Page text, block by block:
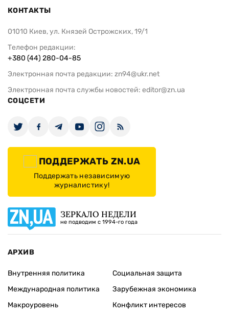
КОНТАКТЫ
01010 Киев, ул. Князей Острожских, 19/1
Телефон редакции:
+380 (44) 280-04-85
Электронная почта редакции: zn94@ukr.net
Электронная почта службы новостей: editor@zn.ua
СОЦСЕТИ
ПОДДЕРЖАТЬ ZN.UA
Поддержать независимую
журналистику!
ЗЕРКАЛО НЕДЕЛИ
не подводим с 1994-го года
АРХИВ
Внутренняя политика
Международная политика
Макроуровень
Социальная защита
Зарубежная экономика
Конфликт интересов